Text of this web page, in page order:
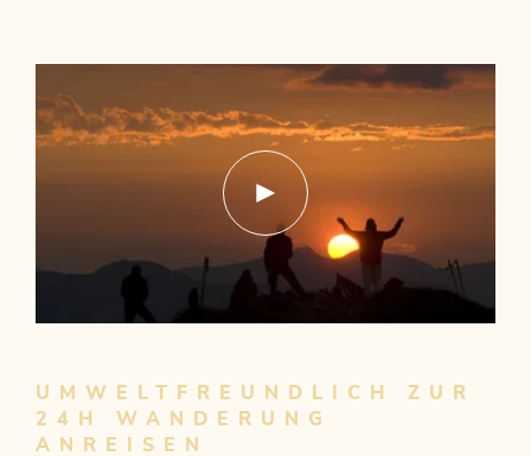
UMWELTFREUNDLICH ZUR
24H WANDERUNG
ANREISEN